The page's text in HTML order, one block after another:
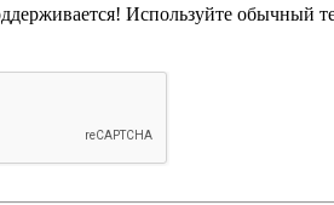
Используйте обычный